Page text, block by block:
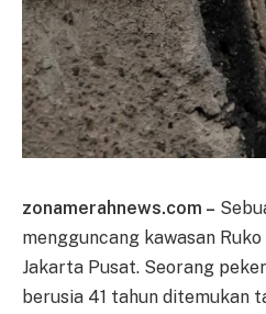
zonamerahnews.com –
mengguncang kawasan
Jakarta Pusat. Seorang
berusia 41 tahun ditemukan